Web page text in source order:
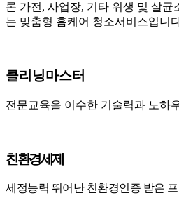
론 가전, 사업장, 기타 위생 및 살균
는 맞춤형 홈케어 청소서비스입니
클리닝마스터
전문교육을 이수한 기술력과 노하
친환경세제
세정능력 뛰어난 친환경인증 받은